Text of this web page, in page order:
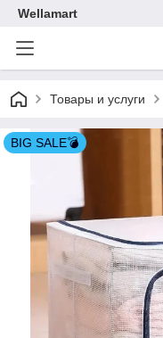
Wellamart
Товары и услуги
BIG SALE💣